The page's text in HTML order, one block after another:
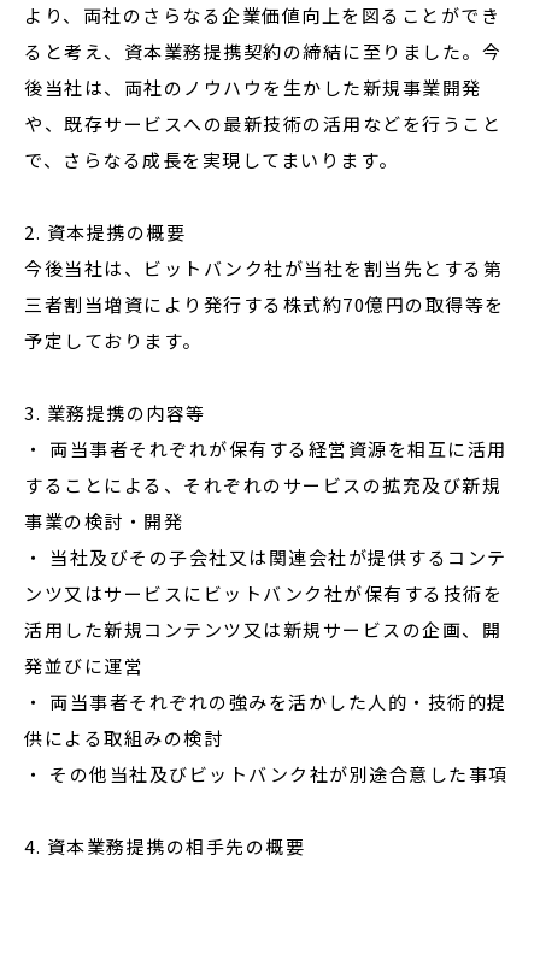
より、両社のさらなる企業価値向上を図ることができ
ると考え、資本業務提携契約の締結に至りました。今
後当社は、両社のノウハウを生かした新規事業開発
や、既存サービスへの最新技術の活用などを行うこと
で、さらなる成長を実現してまいります。
2. 資本提携の概要
今後当社は、ビットバンク社が当社を割当先とする第
三者割当増資により発行する株式約70億円の取得等を
予定しております。
3. 業務提携の内容等
・ 両当事者それぞれが保有する経営資源を相互に活用
することによる、それぞれのサービスの拡充及び新規
事業の検討・開発
・ 当社及びその子会社又は関連会社が提供するコンテ
ンツ又はサービスにビットバンク社が保有する技術を
活用した新規コンテンツ又は新規サービスの企画、開
発並びに運営
・ 両当事者それぞれの強みを活かした人的・技術的提
供による取組みの検討
・ その他当社及びビットバンク社が別途合意した事項
4. 資本業務提携の相手先の概要